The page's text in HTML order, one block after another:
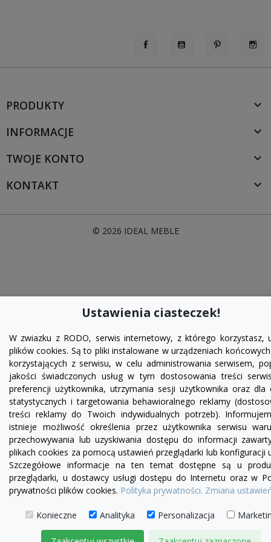
Ustawienia ciasteczek!
W zwiazku z RODO, serwis internetowy, z którego korzystasz,
plików cookies. Są to pliki instalowane w urządzeniach
korzystających z serwisu, w celu administrowania serwisem,
jakości świadczonych usług w tym dostosowania treści
preferencji użytkownika, utrzymania sesji użytkownika oraz dla
statystycznych i targetowania behawioralnego reklamy
treści reklamy do Twoich indywidualnych potrzeb).
istnieje możliwość określenia przez użytkownika serwisu
przechowywania lub uzyskiwania dostępu do informacji
plikach cookies za pomocą ustawień przeglądarki lub konfiguracji
Szczegółowe informacje na ten temat dostępne są u
przeglądarki, u dostawcy usługi dostępu do Internetu oraz w
prywatności plików cookies. Polityka prywatności. Zmiana
Konieczne Analityka Personalizacja
PRODUKTY

INFORMACJE

TWOJE KONTO

KONTAKT

© 2026 IDEAL MEBLE